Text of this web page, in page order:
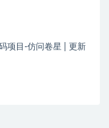
项目-仿问卷星 | 更新